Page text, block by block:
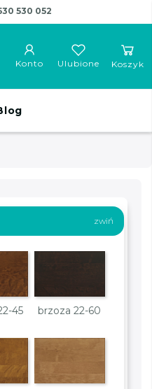
530 052
Konto Koszyk
Ulubione
45 brzoza 22-60